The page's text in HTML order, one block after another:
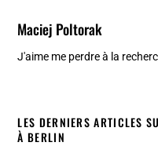
Maciej Poltorak
J'aime me perdre à la
LES DERNIERS ARTICLES
À BERLIN